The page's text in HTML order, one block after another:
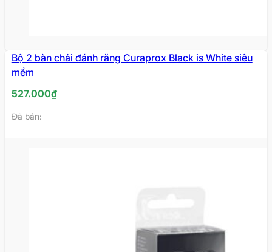
Bộ 2 bàn chải đánh răng Curaprox Black is White siêu
mềm
527.000₫
Đã bán: